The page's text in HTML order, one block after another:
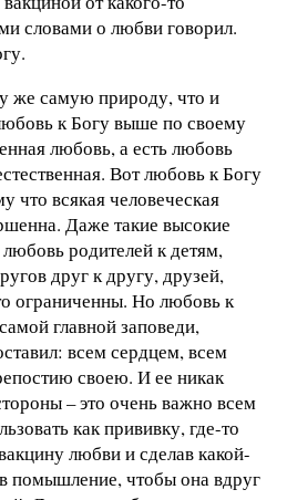
словами о любви говорил.
же самую природу, что и
к Богу выше по своему
любовь, а есть любовь
Вот любовь к Богу
что всякая человеческая
Даже такие высокие
родителей к детям,
друг к другу, друзей,
ограниченны. Но любовь к
главной заповеди,
всем сердцем, всем
своею. И ее никак
– это очень важно всем
как прививку, где-то
любви и сделав какой-
помышление, чтобы она вдруг